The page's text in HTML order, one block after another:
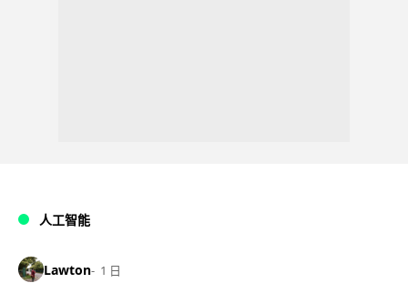
人工智能
Lawton 1 日